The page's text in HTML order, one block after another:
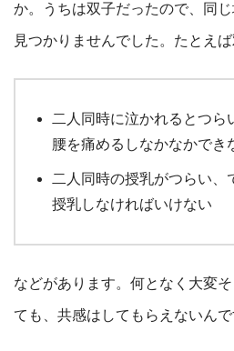
か。うちは双子だったので、同
見つかりませんでした。たとえ
二人同時に泣かれるとつら
腰を痛めるしなかなかでき
二人同時の授乳がつらい、
授乳しなければいけない
などがあります。何となく大変
ても、共感はしてもらえないんで